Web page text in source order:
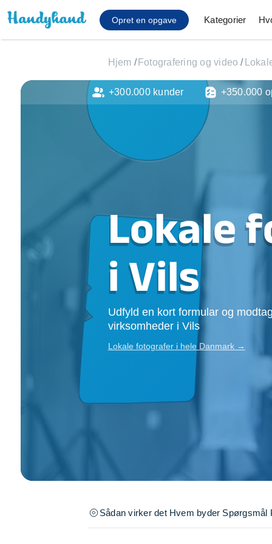
Opret en opgave Kategorier
Affaldsfjernelse
Afhentning af
Anlæg af terrasse
Hjælp til mobil, pc, tv
Installation af
Møbelsamling og
Tunge løft
Se alle...
Hjem / Fotografering og video /
Lokale
i Vils
Udfyld en kort formular og
virksomheder i Vils
Lokale fotografer i hele Danmark →
+300.000 kunder +350.000
Sådan virker det Hvem byder Spørgsmål